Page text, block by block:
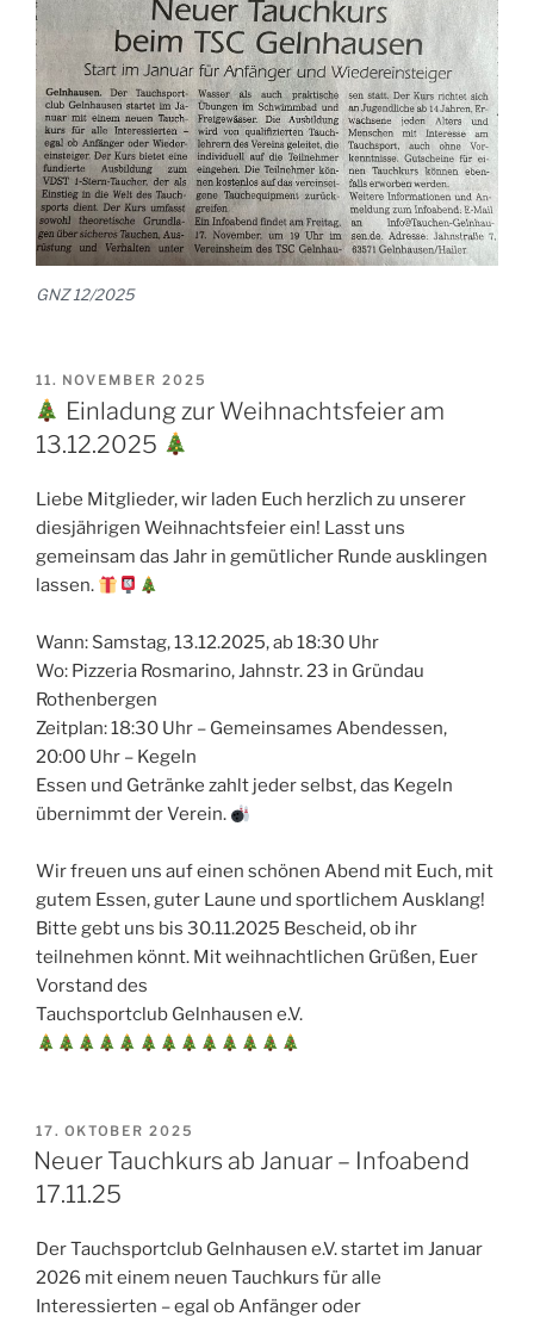
GNZ 12/2025
VERÖFFENTLICHT
AM
11. NOVEMBER 2025
Einladung zur Weihnachtsfeier am
13.12.2025
Liebe Mitglieder, wir laden Euch herzlich zu unserer
diesjährigen Weihnachtsfeier ein! Lasst uns
gemeinsam das Jahr in gemütlicher Runde ausklingen
lassen.
Wann: Samstag, 13.12.2025, ab 18:30 Uhr
Wo: Pizzeria Rosmarino, Jahnstr. 23 in Gründau
Rothenbergen
Zeitplan: 18:30 Uhr – Gemeinsames Abendessen,
20:00 Uhr – Kegeln
Essen und Getränke zahlt jeder selbst, das Kegeln
übernimmt der Verein.
Wir freuen uns auf einen schönen Abend mit Euch, mit
gutem Essen, guter Laune und sportlichem Ausklang!
Bitte gebt uns bis 30.11.2025 Bescheid, ob ihr
teilnehmen könnt. Mit weihnachtlichen Grüßen, Euer
Vorstand des
Tauchsportclub Gelnhausen e.V.
VERÖFFENTLICHT
AM
17. OKTOBER 2025
Neuer Tauchkurs ab Januar – Infoabend
17.11.25
Der Tauchsportclub Gelnhausen e.V. startet im Januar
2026 mit einem neuen Tauchkurs für alle
Interessierten – egal ob Anfänger oder